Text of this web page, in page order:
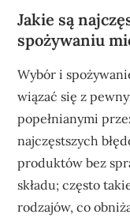
Jakie są
spożywaniu
Wybór i
wiązać się z
popełnianymi
najczęstszych
produktów bez
składu; często
rodzajów, co